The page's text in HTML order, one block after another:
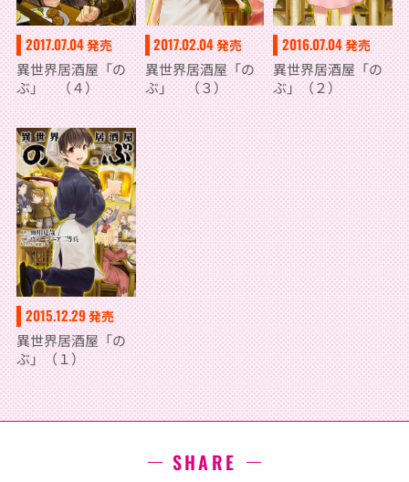
2017.07.04発売
異世界居酒屋「の
ぶ」 （４）
2017.02.04発売
異世界居酒屋「の
ぶ」 （３）
2016.07.04発売
異世界居酒屋「の
ぶ」（２）
2015.12.29 発売
異世界居酒屋「の
ぶ」（１）
SHARE